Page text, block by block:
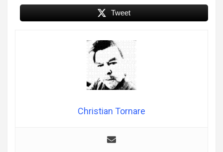
Tweet
Christian Tornare